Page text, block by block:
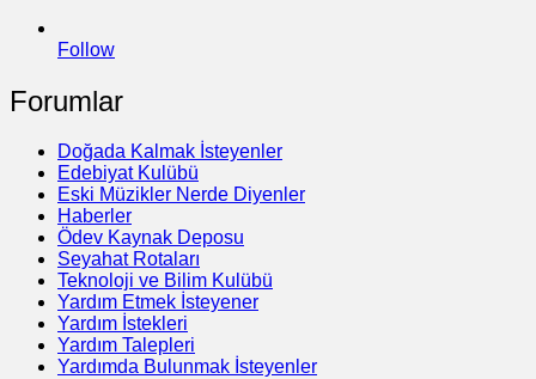
Follow
Forumlar
Doğada Kalmak İsteyenler
Edebiyat Kulübü
Eski Müzikler Nerde Diyenler
Haberler
Ödev Kaynak Deposu
Seyahat Rotaları
Teknoloji ve Bilim Kulübü
Yardım Etmek İsteyener
Yardım İstekleri
Yardım Talepleri
Yardımda Bulunmak İsteyenler